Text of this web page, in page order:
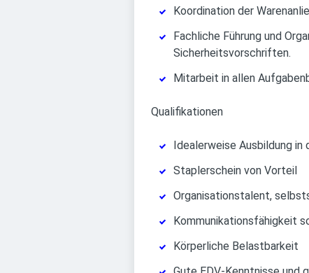
Koordination der
Fachliche Führung und
Sicherheitsvorschriften.
Mitarbeit in allen
Qualifikationen
Idealerweise Ausbildung
Staplerschein von Vorteil
Organisationstalent,
Kommunikationsfähigkeit
Körperliche Belastbarkeit